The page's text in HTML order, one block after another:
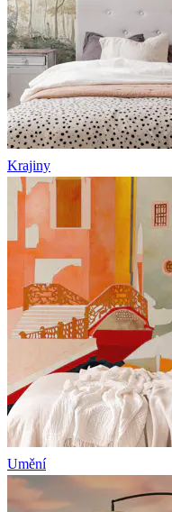
Krajiny
Umění